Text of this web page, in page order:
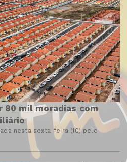
80 mil moradias com
nesta sexta-feira (10) pelo